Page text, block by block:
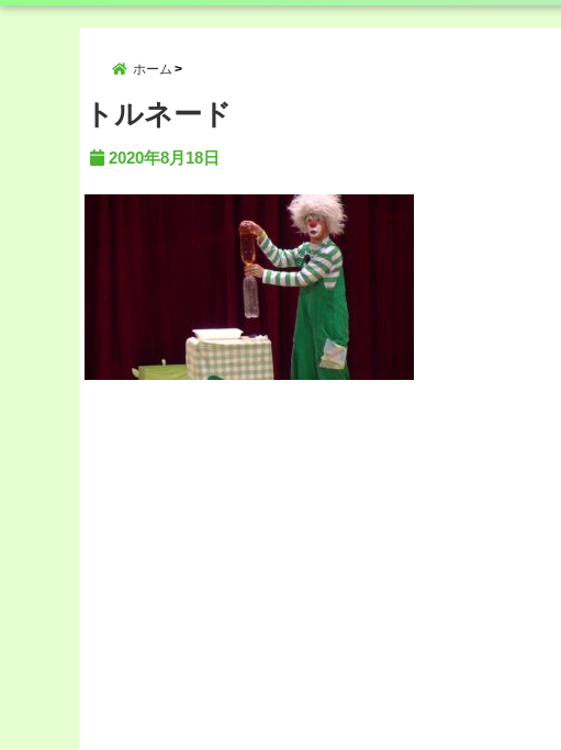
ホーム
トルネード
2020年8月18日